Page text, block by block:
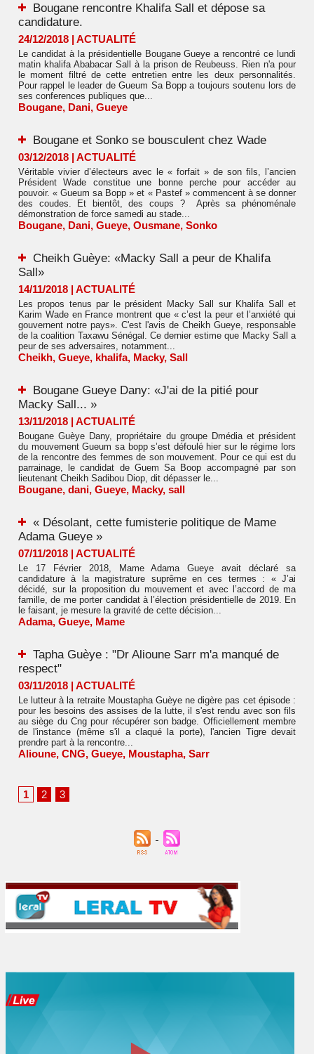
Bougane rencontre Khalifa Sall et dépose sa
candidature.
24/12/2018 | ACTUALITÉ
Le candidat à la présidentielle Bougane Gueye a rencontré ce lundi
matin khalifa Ababacar Sall à la prison de Reubeuss. Rien n'a pour
le moment filtré de cette entretien entre les deux personnalités.
Pour rappel le leader de Gueum Sa Bopp a toujours soutenu lors de
ses conferences publiques que...
Bougane, Dani, Gueye
Bougane et Sonko se bousculent chez Wade
03/12/2018 | ACTUALITÉ
Véritable vivier d’électeurs avec le « forfait » de son fils, l’ancien
Président Wade constitue une bonne perche pour accéder au
pouvoir. « Gueum sa Bopp » et « Pastef » commencent à se donner
des coudes. Et bientôt, des coups ? Après sa phénoménale
démonstration de force samedi au stade...
Bougane, Dani, Gueye, Ousmane, Sonko
Cheikh Guèye: «Macky Sall a peur de Khalifa
Sall»
14/11/2018 | ACTUALITÉ
Les propos tenus par le président Macky Sall sur Khalifa Sall et
Karim Wade en France montrent que « c’est la peur et l’anxiété qui
gouvernent notre pays». C'est l'avis de Cheikh Gueye, responsable
de la coalition Taxawu Sénégal. Ce dernier estime que Macky Sall a
peur de ses adversaires, notamment...
Cheikh, Gueye, khalifa, Macky, Sall
Bougane Gueye Dany: «J'ai de la pitié pour
Macky Sall... »
13/11/2018 | ACTUALITÉ
Bougane Guèye Dany, propriétaire du groupe Dmédia et président
du mouvement Gueum sa bopp s’est défoulé hier sur le régime lors
de la rencontre des femmes de son mouvement. Pour ce qui est du
parrainage, le candidat de Guem Sa Boop accompagné par son
lieutenant Cheikh Sadibou Diop, dit dépasser le...
Bougane, dani, Gueye, Macky, sall
« Désolant, cette fumisterie politique de Mame
Adama Gueye »
07/11/2018 | ACTUALITÉ
Le 17 Février 2018, Mame Adama Gueye avait déclaré sa
candidature à la magistrature suprême en ces termes : « J’ai
décidé, sur la proposition du mouvement et avec l’accord de ma
famille, de me porter candidat à l’élection présidentielle de 2019. En
le faisant, je mesure la gravité de cette décision...
Adama, Gueye, Mame
Tapha Guèye : "Dr Alioune Sarr m'a manqué de
respect"
03/11/2018 | ACTUALITÉ
Le lutteur à la retraite Moustapha Guèye ne digère pas cet épisode :
pour les besoins des assises de la lutte, il s'est rendu avec son fils
au siège du Cng pour récupérer son badge. Officiellement membre
de l'instance (même s'il a claqué la porte), l'ancien Tigre devait
prendre part à la rencontre...
Alioune, CNG, Gueye, Moustapha, Sarr
1 2 3